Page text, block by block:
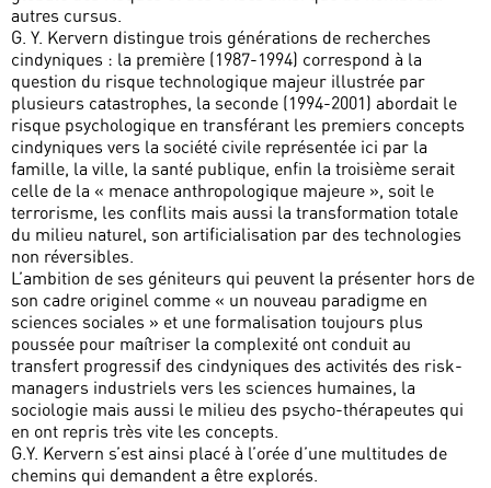
autres cursus.
G. Y. Kervern distingue trois générations de recherches
cindyniques : la première (1987-1994) correspond à la
question du risque technologique majeur illustrée par
plusieurs catastrophes, la seconde (1994-2001) abordait le
risque psychologique en transférant les premiers concepts
cindyniques vers la société civile représentée ici par la
famille, la ville, la santé publique, enfin la troisième serait
celle de la « menace anthropologique majeure », soit le
terrorisme, les conflits mais aussi la transformation totale
du milieu naturel, son artificialisation par des technologies
non réversibles.
L’ambition de ses géniteurs qui peuvent la présenter hors de
son cadre originel comme « un nouveau paradigme en
sciences sociales » et une formalisation toujours plus
poussée pour maîtriser la complexité ont conduit au
transfert progressif des cindyniques des activités des risk-
managers industriels vers les sciences humaines, la
sociologie mais aussi le milieu des psycho-thérapeutes qui
en ont repris très vite les concepts.
G.Y. Kervern s’est ainsi placé à l’orée d’une multitudes de
chemins qui demandent a être explorés.